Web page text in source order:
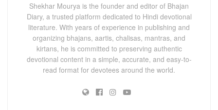
Shekhar Mourya is the founder and editor of Bhajan
Diary, a trusted platform dedicated to Hindi devotional
literature. With years of experience in publishing and
organizing bhajans, aartis, chalisas, mantras, and
kirtans, he is committed to preserving authentic
devotional content in a simple, accurate, and easy-to-
read format for devotees around the world.